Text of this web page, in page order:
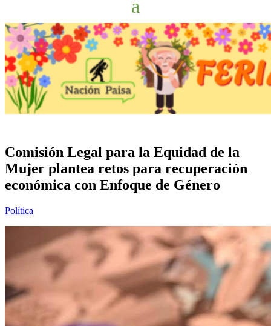
Comisión Legal para la Equidad de la
Mujer plantea retos para recuperación
económica con Enfoque de Género
Política